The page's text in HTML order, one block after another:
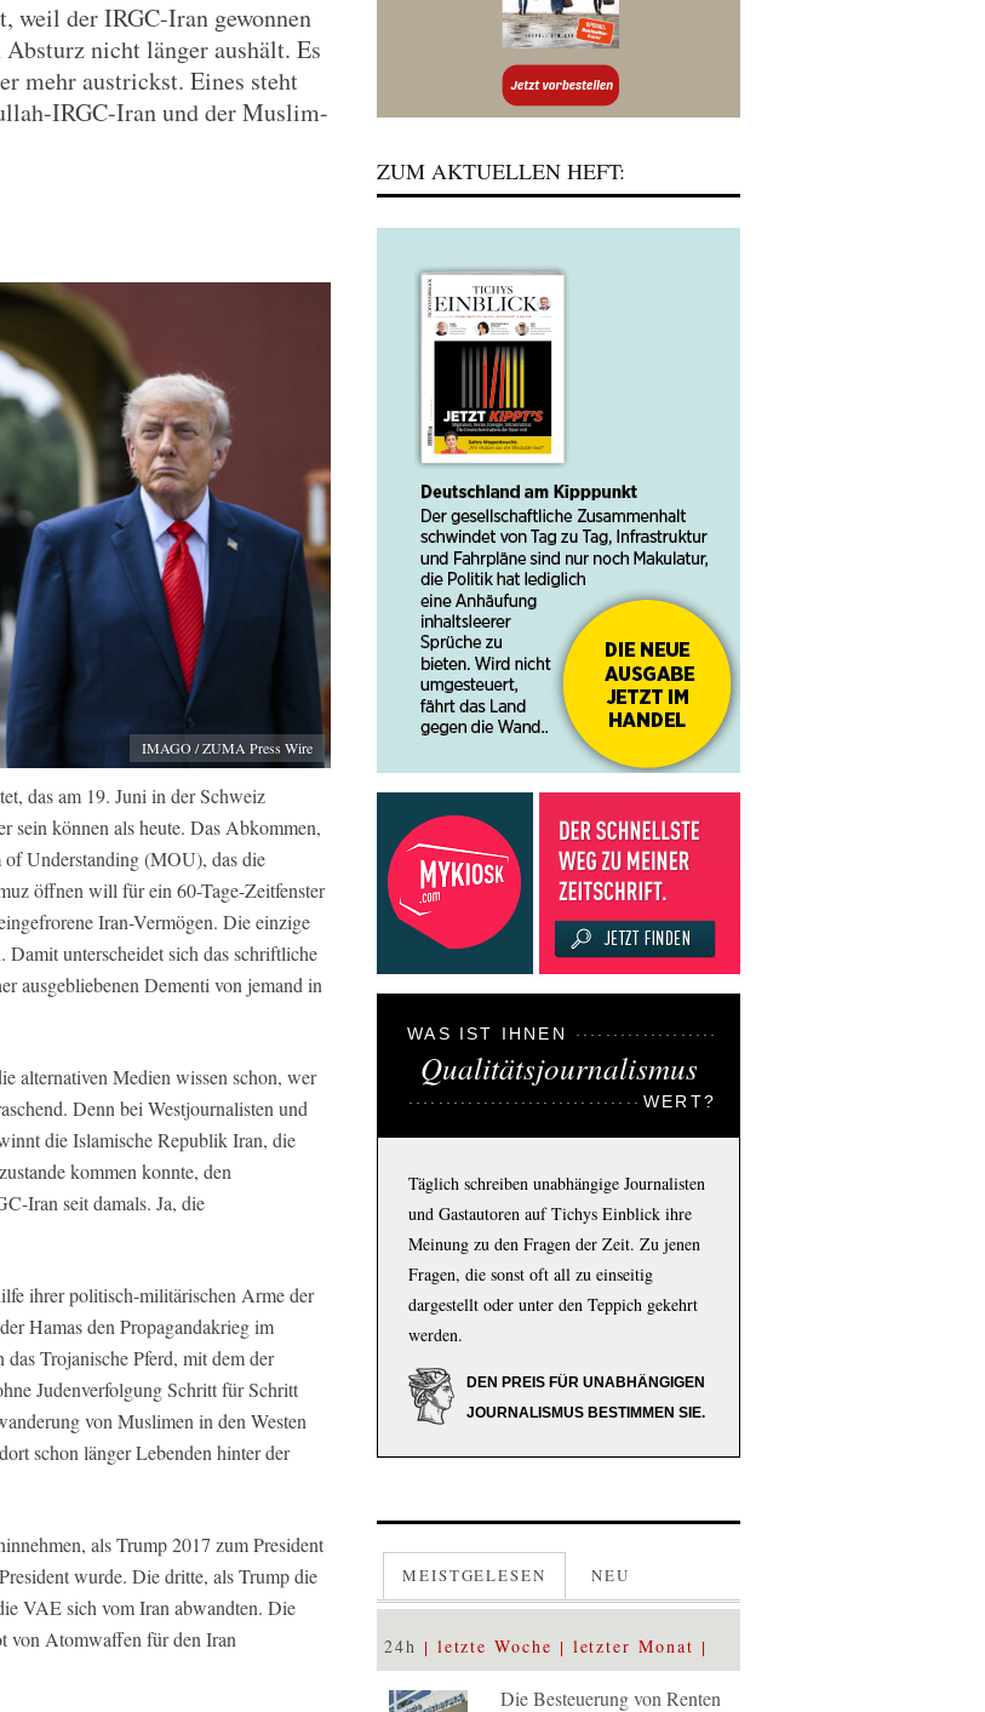
weil der IRGC-Iran gewonnen
nicht länger aushält. Es
mehr austrickst. Eines steht
IRGC-Iran und der Muslim-
IMAGO / ZUMA Press Wire
das am 19. Juni in der Schweiz
sein können als heute. Das Abkommen,
Understanding (MOU), das die
öffnen will für ein 60-Tage-Zeitfenster
Iran-Vermögen. Die einzige
unterscheidet sich das schriftliche
ausgebliebenen Dementi von jemand in
alternativen Medien wissen schon, wer
Denn bei Westjournalisten und
die Islamische Republik Iran, die
kommen konnte, den
Iran seit damals. Ja, die
ihrer politisch-militärischen Arme der
Hamas den Propagandakrieg im
Trojanische Pferd, mit dem der
Judenverfolgung Schritt für Schritt
von Muslimen in den Westen
schon länger Lebenden hinter der
als Trump 2017 zum President
wurde. Die dritte, als Trump die
VAE sich vom Iran abwandten. Die
von Atomwaffen für den Iran
ZUM AKTUELLEN HEFT:
WAS IST IHNEN
Qualitätsjournalismus
WERT?
Täglich schreiben unabhängige Journalisten
und Gastautoren auf Tichys Einblick ihre
Meinung zu den Fragen der Zeit. Zu jenen
Fragen, die sonst oft all zu einseitig
dargestellt oder unter den Teppich gekehrt
werden.
DEN PREIS FÜR UNABHÄNGIGEN
JOURNALISMUS BESTIMMEN SIE.
MEISTGELESEN NEU
24h letzte Woche letzter Monat
Die Besteuerung von Renten